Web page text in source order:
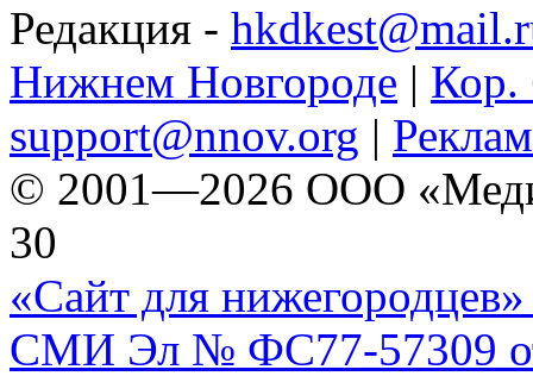
Редакция -
Нижнем Новгороде | Кор.
support@nnov.org |
© 2001—2026 ООО
30
«Сайт для нижегородцев»
СМИ Эл № ФС77-57309